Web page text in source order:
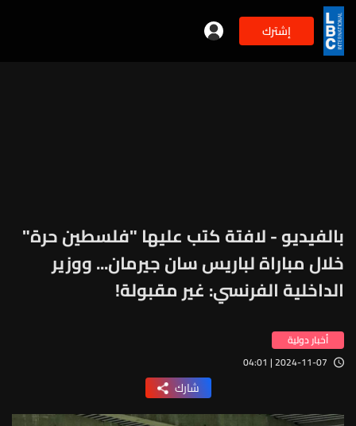
إشترك
بالفيديو - لافتة كتب عليها "فلسطين حرة"
خلال مباراة لباريس سان جيرمان... ووزير
الداخلية الفرنسي: غير مقبولة!
أخبار دولية
2024-11-07 | 04:01
شارك